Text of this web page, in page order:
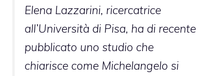
Elena Lazzarini, ricercatrice
all’Università di Pisa, ha di recente
pubblicato uno studio che
chiarisce come Michelangelo si